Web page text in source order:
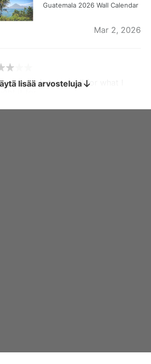
Guatemala 2026 Wall Calendar
Mar 2, 2026
calendar is too small for what I
it for
Fantasy 2026 Wall Calendar
lisää arvosteluja